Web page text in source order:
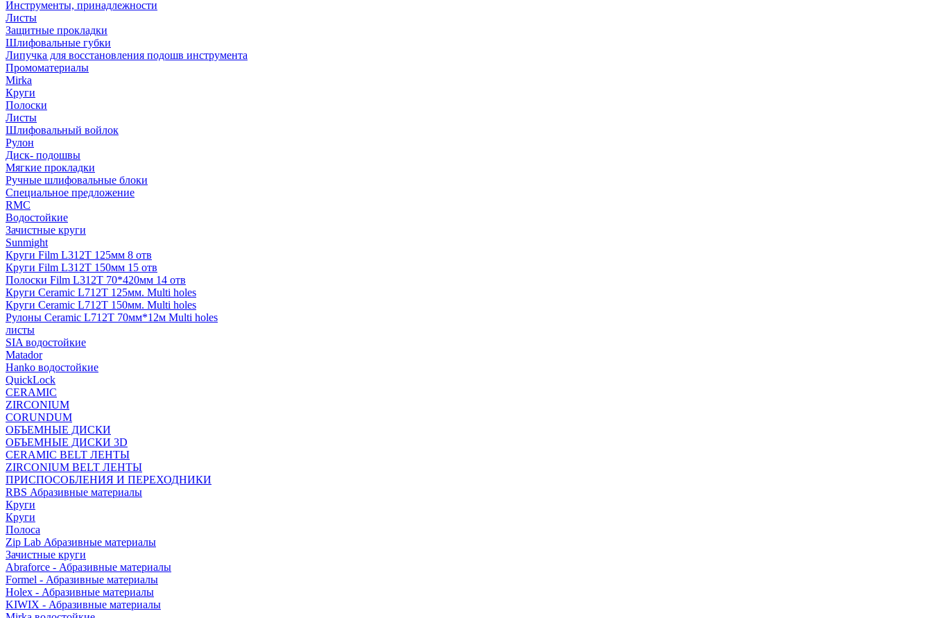
Инструменты, принадлежности
Листы
Защитные прокладки
Шлифовальные губки
Липучка для восстановления подошв инструмента
Промоматериалы
Mirka
Круги
Полоски
Листы
Шлифовальный войлок
Рулон
Диск- подошвы
Мягкие прокладки
Ручные шлифовальные блоки
Специальное предложение
RMC
Водостойкие
Зачистные круги
Sunmight
Круги Film L312T 125мм 8 отв
Круги Film L312T 150мм 15 отв
Полоски Film L312T 70*420мм 14 отв
Круги Ceramic L712T 125мм. Multi holes
Круги Ceramic L712T 150мм. Multi holes
Рулоны Ceramic L712T 70мм*12м Multi holes
листы
SIA водостойкие
Matador
Hanko водостойкие
QuickLock
CERAMIC
ZIRCONIUM
СORUNDUM
ОБЪЕМНЫЕ ДИСКИ
ОБЪЕМНЫЕ ДИСКИ 3D
CERAMIC BELT ЛЕНТЫ
ZIRCONIUM BELT ЛЕНТЫ
ПРИСПОСОБЛЕНИЯ И ПЕРЕХОДНИКИ
RBS Абразивные материалы
Круги
Круги
Полоса
Zip Lab Абразивные материалы
Зачистные круги
Abraforce - Абразивные материалы
Formel - Абразивные материалы
Holex - Абразивные материалы
KIWIX - Абразивные материалы